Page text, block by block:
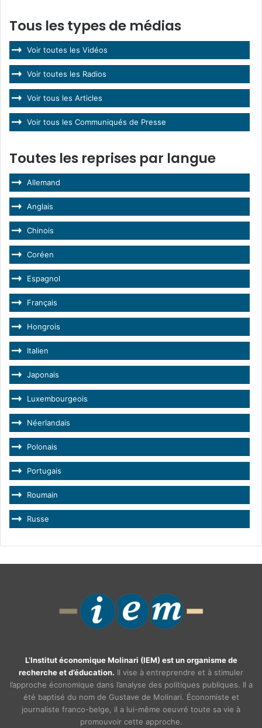
Tous les types de médias
Voir toutes les Vidéos
Voir toutes les Radios
Voir tous les Articles
Voir tous les Communiqués de Presse
Toutes les reprises par langue
Allemand
Anglais
Chinois
Coréen
Espagnol
Français
Hongrois
Italien
Japonais
Luxembourgeois
Néerlandais
Polonais
Portugais
Roumain
Russe
L’Institut économique Molinari (IEM) est un organisme de
recherche et d’éducation. Il vise à entreprendre et à stimuler
l’approche économique dans l’analyse des politiques publiques. Il a
été baptisé du nom de Gustave de Molinari. Économiste et
journaliste franco-belge, il a lui-même oeuvré toute sa vie à
promouvoir cette approche.